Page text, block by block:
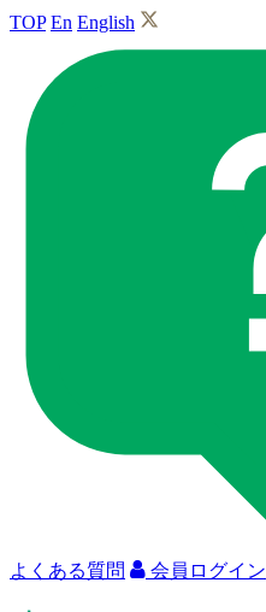
TOP En English
よくある質問 会員ログイン